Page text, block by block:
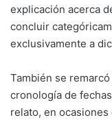
explicación acerca
concluir
exclusivamente a
También se
cronología de
relato, en